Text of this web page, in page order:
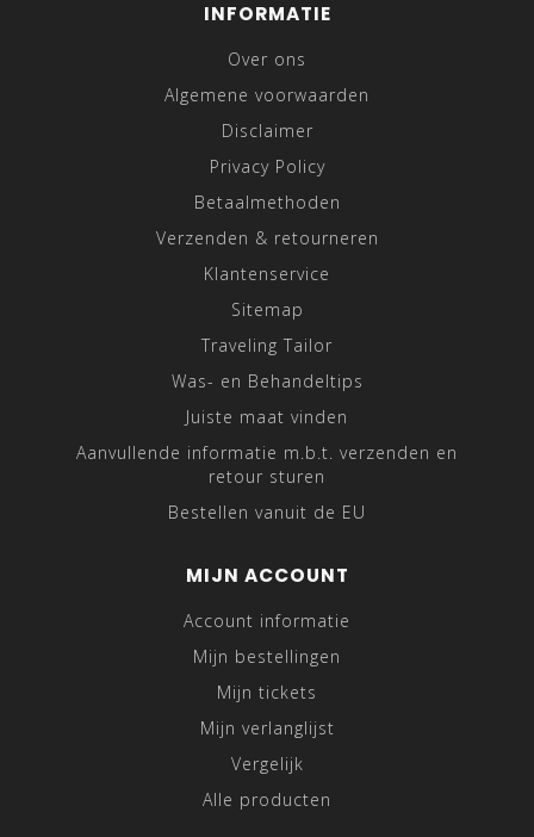
INFORMATIE
Over ons
Algemene voorwaarden
Disclaimer
Privacy Policy
Betaalmethoden
Verzenden & retourneren
Klantenservice
Sitemap
Traveling Tailor
Was- en Behandeltips
Juiste maat vinden
Aanvullende informatie m.b.t. verzenden en
retour sturen
Bestellen vanuit de EU
MIJN ACCOUNT
Account informatie
Mijn bestellingen
Mijn tickets
Mijn verlanglijst
Vergelijk
Alle producten